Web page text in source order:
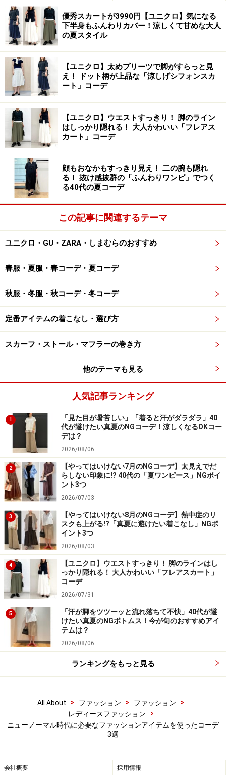
れます。
2. オンライン会議で映えるトップス
出典：WEAR
オンライン会議に必要なきちんと感と、おうち時間を楽
しめるリラックス感を兼ね備えている映えトップスを投
入すれば、その都度着替える必要がないので、時短にも
つながります。
こちらは、バルーンスリーブが女性らしい印象のデザイ
ンブラウス。主張しすぎないデザインなので、きちんと
感が求められるオンライン会議に最適です。ややハリ感
で、リラックスして着用可能です。ホワイトカラーを選
べば、レフ板効果も期待でき、顔の映りが良く見えます
よ。
3. 快適なはき心地のイージーボトムス
出典：WEAR
つろいで過ごすために欠かせないアイテム。ウエスト部
分が全ゴムのものを選べば、肩肘を張ることがなく、ラ
フに着こなせます。
秋にぴったりの素材薄手のこちらのコーデュロイパンツ
は、ワイドシルエットなので、リラックスしたはき心
地。長めの丈感ですが、裾にバックスリットを施すこと
で抜け感が生まれ、すっきりとした印象になっていま
す。
股上が深いので、トップスをインすればすっきり脚長効
果が。パンツをメインに、前が短く後ろが長い「フィッ
シュテールカット」のビッグチュニックを投入すれば、
さりげなくヒップをカバー。肩を落としたビッグシルエ
ットデザインなので、楽ちんなのにおしゃれに決まりま
す。
以上、ニューノーマル時代におすすめのファッションア
イテムを使ったコーデを3点ご紹介しました。これを参
考に、おうち時間を快適に過ごしてくださいね！
【編集部おすすめの購入サイト】
ク！
優秀スカートが3990円【ユニクロ】気になる
下半身もふんわりカバー！涼しくて甘めな大人
の夏スタイル
【ユニクロ】太めプリーツで脚がすらっと見
え！ ドット柄が上品な「涼しげシフォンスカ
ート」コーデ
【ユニクロ】ウエストすっきり！ 脚のライン
はしっかり隠れる！ 大人かわいい「フレアス
カート」コーデ
顔もおなかもすっきり見え！ 二の腕も隠れ
る！ 抜け感抜群の「ふんわりワンピ」でつく
る40代の夏コーデ
この記事に関連するテーマ
ユニクロ・GU・ZARA・しまむらのおすすめ
春服・夏服・春コーデ・夏コーデ
秋服・冬服・秋コーデ・冬コーデ
定番アイテムの着こなし・選び方
スカーフ・ストール・マフラーの巻き方
他のテーマも見る
人気記事ランキング
1
「見た目が暑苦しい」「着ると汗がダラダラ」40
代が避けたい真夏のNGコーデ！涼しくなるOKコー
デは？
2026/08/06
2
【やってはいけない7月のNGコーデ】太見えでだ
らしない印象に!? 40代の「夏ワンピース」NGポイ
ント3つ
2026/07/03
3
【やってはいけない8月のNGコーデ】熱中症のリ
スクも上がる!?「真夏に避けたい着こなし」NGポ
イント3つ
2026/08/03
4
【ユニクロ】ウエストすっきり！ 脚のラインはし
っかり隠れる！ 大人かわいい「フレアスカート」
コーデ
2026/07/31
5
「汗が脚をツツーッと流れ落ちて不快」40代が避
けたい真夏のNGボトムス！今が旬のおすすめアイ
テムは？
2026/08/06
ランキングをもっと見る
All About > ファッション > ファッション
>
レディースファッション
>
ニューノーマル時代に必要なファッションアイテムを使ったコーデ
3選
会社概要 採用情報